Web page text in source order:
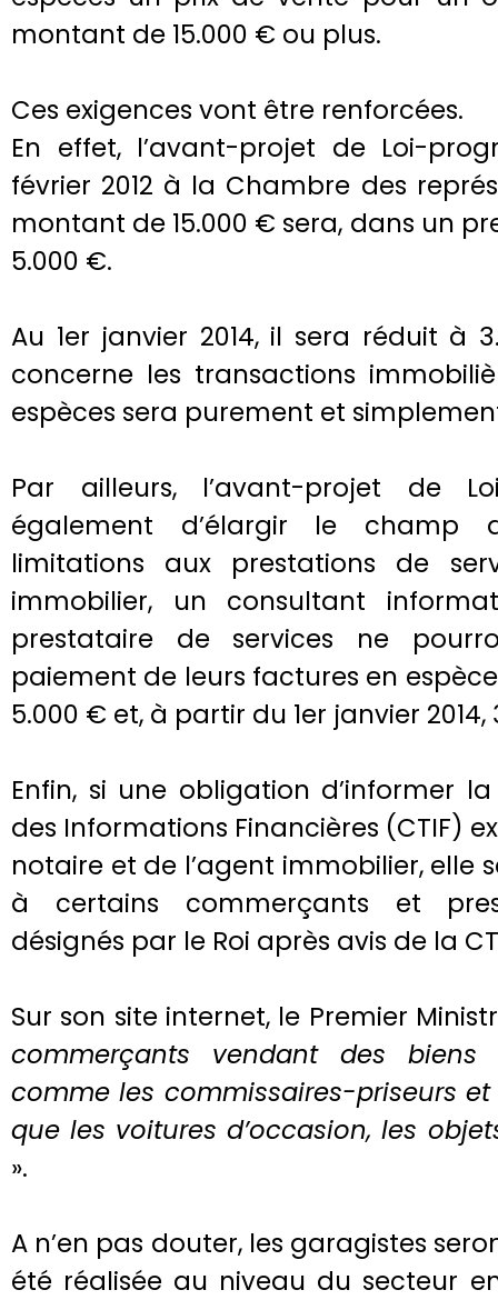
montant de 15.000 € ou plus.
Ces exigences vont être renforcées.
En effet, l’avant-projet de Loi-
février 2012 à la Chambre des
montant de 15.000 € sera, dans un
5.000 €.
Au 1er janvier 2014, il sera réduit à
concerne les transactions
espèces sera purement et
Par ailleurs, l’avant-projet de
également d’élargir le champ
limitations aux prestations de
immobilier, un consultant
prestataire de services ne
paiement de leurs factures en
5.000 € et, à partir du 1er janvier 2014,
Enfin, si une obligation d’informer
des Informations Financières (CTIF)
notaire et de l’agent immobilier, elle
à certains commerçants et
désignés par le Roi après avis de la
Sur son site internet, le Premier
commerçants vendant des biens
comme les commissaires-priseurs
que les voitures d’occasion, les
».
A n’en pas douter, les garagistes
été réalisée au niveau du secteur